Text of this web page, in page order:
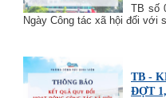
TB số
Ngày Công tác xã hội đối với
TB -
ĐỢT